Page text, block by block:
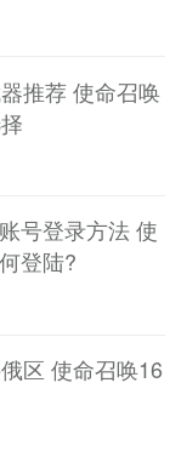
推荐 使命召唤
号登录方法 使
登陆?
区 使命召唤16